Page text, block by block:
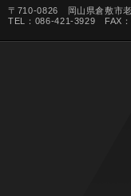
〒710-0826 岡山県倉敷市
TEL：086-421-3929 FAX